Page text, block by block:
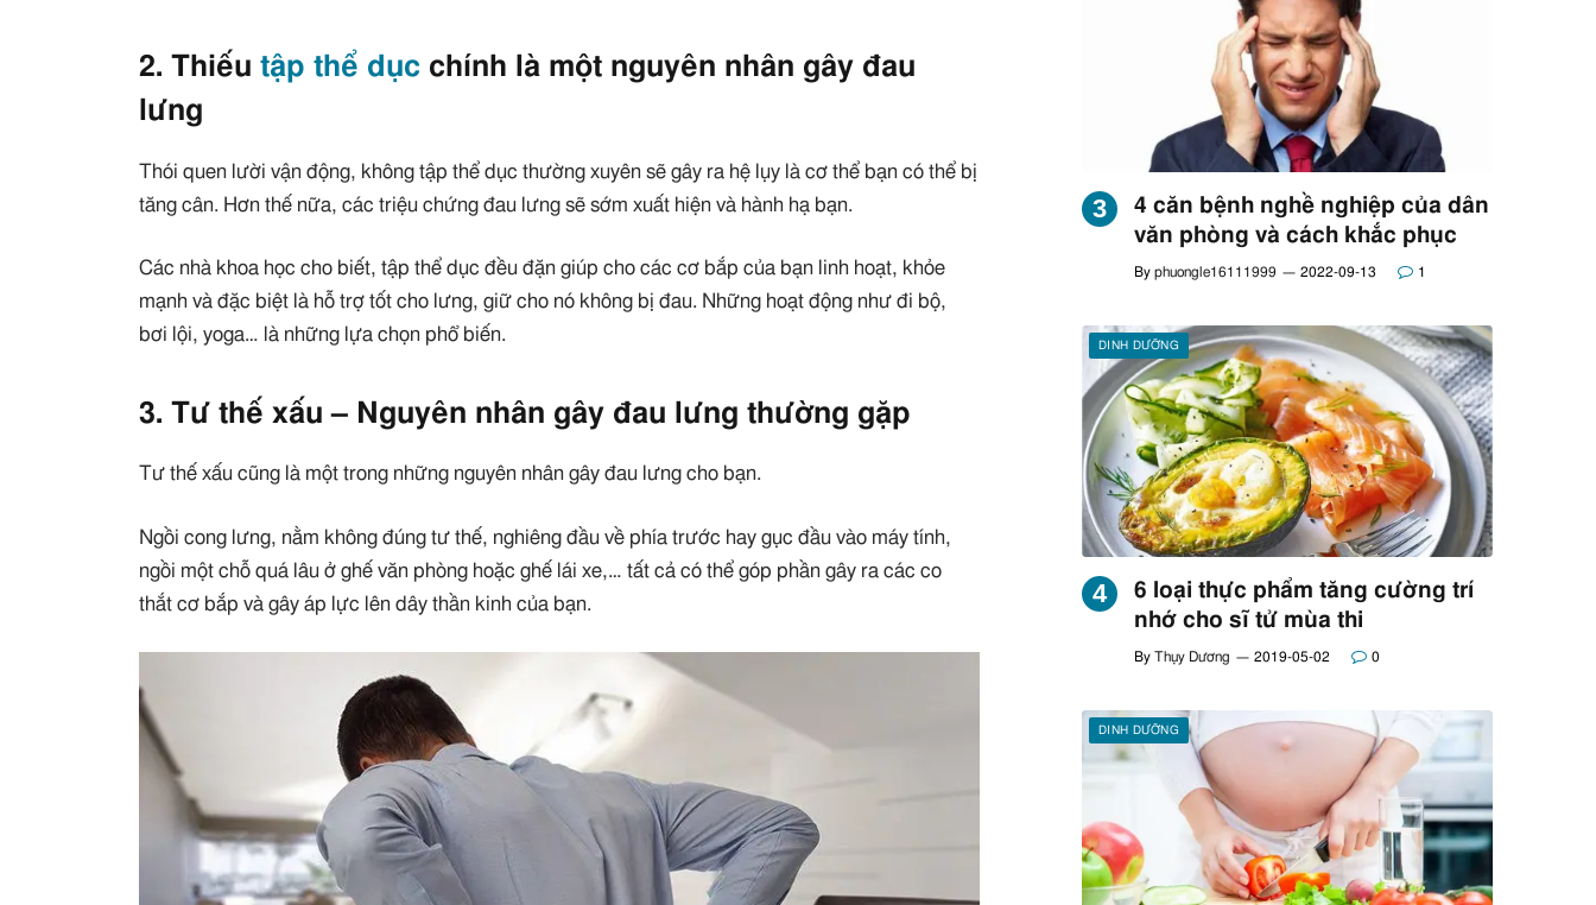
2. Thiếutập thể dục chính là một nguyên nhân gây đau
lưng
Thói quen lười vận động, không tập thể dục thường xuyên sẽ gây ra hệ lụy là cơ thể bạn có thể bị
tăng cân. Hơn thế nữa, các triệu chứng đau lưng sẽ sớm xuất hiện và hành hạ bạn.
Các nhà khoa học cho biết, tập thể dục đều đặn giúp cho các cơ bắp của bạn linh hoạt, khỏe
mạnh và đặc biệt là hỗ trợ tốt cho lưng, giữ cho nó không bị đau. Những hoạt động như đi bộ,
bơi lội, yoga… là những lựa chọn phổ biến.
3. Tư thế xấu – Nguyên nhân gây đau lưng thường gặp
Tư thế xấu cũng là một trong những nguyên nhân gây đau lưng cho bạn.
Ngồi cong lưng, nằm không đúng tư thế, nghiêng đầu về phía trước hay gục đầu vào máy tính,
ngồi một chỗ quá lâu ở ghế văn phòng hoặc ghế lái xe,… tất cả có thể góp phần gây ra các co
thắt cơ bắp và gây áp lực lên dây thần kinh của bạn.
4 căn bệnh nghề nghiệp của dân
văn phòng và cách khắc phục
By phuongle16111999 2022-09-13 1
DINH DƯỠNG
6 loại thực phẩm tăng cường trí
nhớ cho sĩ tử mùa thi
By Thụy Dương 2019-05-02 0
DINH DƯỠNG